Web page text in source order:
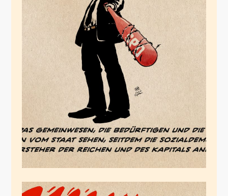
Danke, SPD
Juli 12, 2024